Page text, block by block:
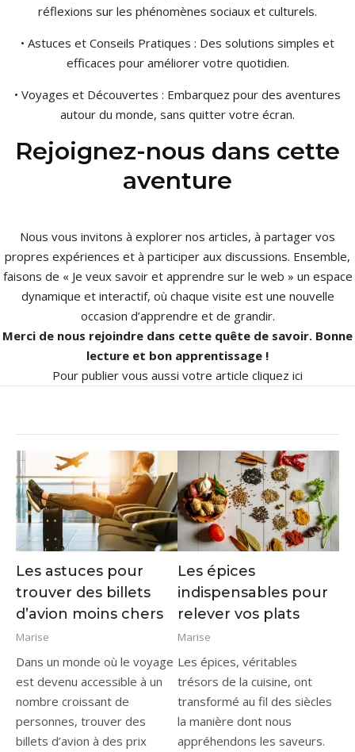
réflexions sur les phénomènes sociaux et culturels.
• Astuces et Conseils Pratiques : Des solutions simples et
efficaces pour améliorer votre quotidien.
• Voyages et Découvertes : Embarquez pour des aventures
autour du monde, sans quitter votre écran.
Rejoignez-nous dans cette
aventure
Nous vous invitons à explorer nos articles, à partager vos
propres expériences et à participer aux discussions. Ensemble,
faisons de « Je veux savoir et apprendre sur le web » un espace
dynamique et interactif, où chaque visite est une nouvelle
occasion d’apprendre et de grandir.
Merci de nous rejoindre dans cette quête de savoir. Bonne
lecture et bon apprentissage !
Pour publier vous aussi votre article cliquez ici
Les astuces pour
trouver des billets
d’avion moins chers
Marise
Dans un monde où le voyage
est devenu accessible à un
nombre croissant de
personnes, trouver des
billets d’avion à des prix
Les épices
indispensables pour
relever vos plats
Marise
Les épices, véritables
trésors de la cuisine, ont
transformé au fil des siècles
la manière dont nous
appréhendons les saveurs.